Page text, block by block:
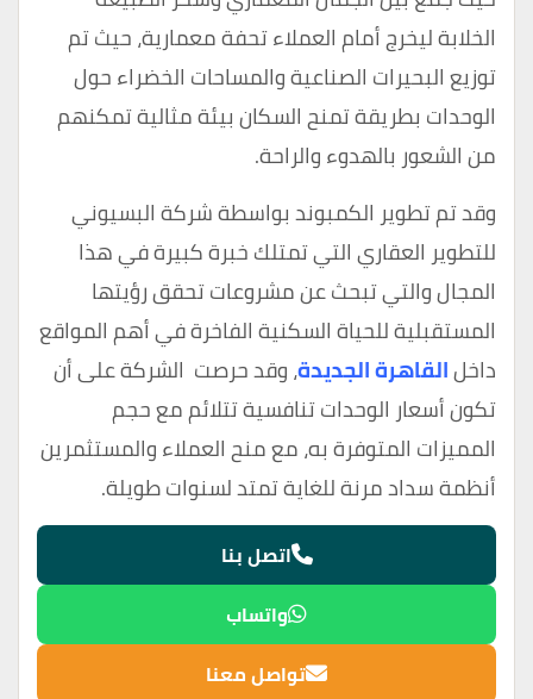
الخلابة ليخرج أمام العملاء تحفة معمارية، حيث تم
توزيع البحيرات الصناعية والمساحات الخضراء حول
الوحدات بطريقة تمنح السكان بيئة مثالية تمكنهم
من الشعور بالهدوء والراحة.
وقد تم تطوير الكمبوند بواسطة شركة البسيوني
للتطوير العقاري التي تمتلك خبرة كبيرة في هذا
المجال والتي تبحث عن مشروعات تحقق رؤيتها
المستقبلية للحياة السكنية الفاخرة في أهم المواقع
داخلالقاهرة الجديدة، وقد حرصت الشركة على أن
تكون أسعار الوحدات تنافسية تتلائم مع حجم
المميزات المتوفرة به، مع منح العملاء والمستثمرين
أنظمة سداد مرنة للغاية تمتد لسنوات طويلة.
اتصل بنا
واتساب
تواصل معنا